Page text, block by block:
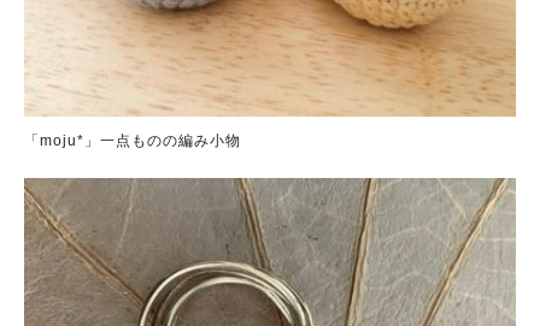
「moju*」一点ものの編み小物